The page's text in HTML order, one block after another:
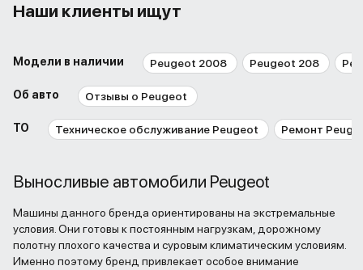
Наши клиенты ищут
Модели в наличии Peugeot 2008 Peugeot 208
Об авто Отзывы о Peugeot
ТО Техническое обслуживание Peugeot Ремонт
Выносливые автомобили Peugeot
Машины данного бренда ориентированы на экстремальные
условия. Они готовы к постоянным нагрузкам, дорожному
полотну плохого качества и суровым климатическим условиям.
Именно поэтому бренд привлекает особое внимание